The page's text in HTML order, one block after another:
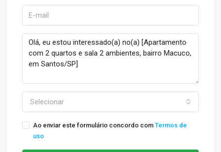
Selecionar
Ao enviar este formulário concordo com Termos de
uso